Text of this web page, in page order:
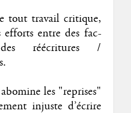
tout travail critique,
efforts entre des fac-
réécritures /
les "reprises"
injuste d’écrire